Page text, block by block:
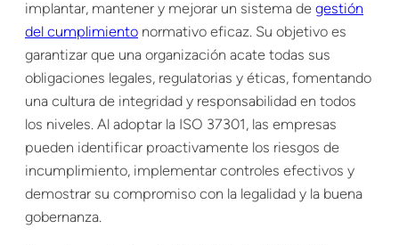
implantar, mantener y mejorar un sistema de gestión
del cumplimiento normativo eficaz. Su objetivo es
garantizar que una organización acate todas sus
obligaciones legales, regulatorias y éticas, fomentando
una cultura de integridad y responsabilidad en todos
los niveles. Al adoptar la ISO 37301, las empresas
pueden identificar proactivamente los riesgos de
incumplimiento, implementar controles efectivos y
demostrar su compromiso con la legalidad y la buena
gobernanza.